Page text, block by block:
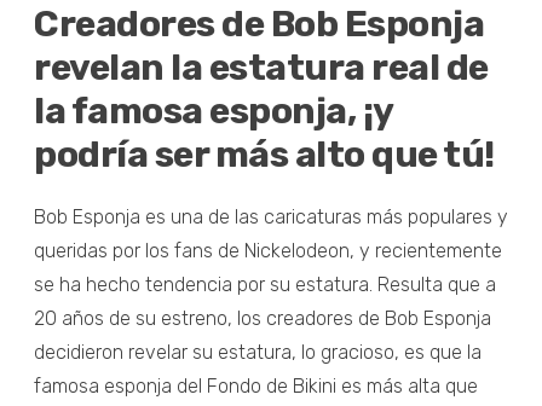
Creadores de Bob Esponja
revelan la estatura real de
la famosa esponja, ¡y
podría ser más alto que tú!
Bob Esponja es una de las caricaturas más populares y
queridas por los fans de Nickelodeon, y recientemente
se ha hecho tendencia por su estatura. Resulta que a
20 años de su estreno, los creadores de Bob Esponja
decidieron revelar su estatura, lo gracioso, es que la
famosa esponja del Fondo de Bikini es más alta que